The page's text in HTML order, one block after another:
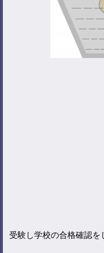
受験し学校の合格確認